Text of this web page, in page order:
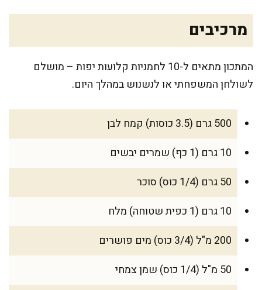
מרכיבים
המתכון מתאים ל-10 לחמניות קלועות יפות – מושלם
לשולחן המשפחתי או לנשנוש במהלך היום.
500 גרם (3.5 כוסות) קמח לבן
10 גרם (1 כף) שמרים יבשים
50 גרם (1/4 כוס) סוכר
10 גרם (1 כפית שטוחה) מלח
200 מ"ל (3/4 כוס) מים פושרים
50 מ"ל (1/4 כוס) שמן צמחי